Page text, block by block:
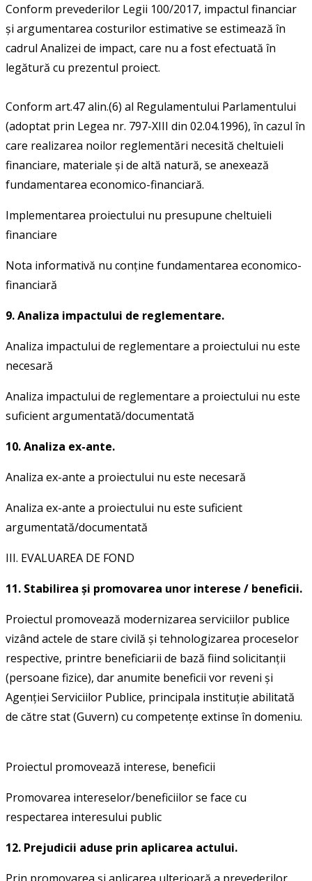
Conform prevederilor Legii 100/2017, impactul financiar
şi argumentarea costurilor estimative se estimează în
cadrul Analizei de impact, care nu a fost efectuată în
legătură cu prezentul proiect.
Conform art.47 alin.(6) al Regulamentului Parlamentului
(adoptat prin Legea nr. 797-XIII din 02.04.1996), în cazul în
care realizarea noilor reglementări necesită cheltuieli
financiare, materiale şi de altă natură, se anexează
fundamentarea economico-financiară.
Implementarea proiectului nu presupune cheltuieli
financiare
Nota informativă nu conține fundamentarea economico-
financiară
9. Analiza impactului de reglementare.
Analiza impactului de reglementare a proiectului nu este
necesară
Analiza impactului de reglementare a proiectului nu este
suficient argumentată/documentată
10. Analiza ex-ante.
Analiza ex-ante a proiectului nu este necesară
Analiza ex-ante a proiectului nu este suficient
argumentată/documentată
III. EVALUAREA DE FOND
11. Stabilirea şi promovarea unor interese / beneficii.
Proiectul promovează modernizarea serviciilor publice
vizând actele de stare civilă și tehnologizarea proceselor
respective, printre beneficiarii de bază fiind solicitanții
(persoane fizice), dar anumite beneficii vor reveni și
Agenției Serviciilor Publice, principala instituție abilitată
de către stat (Guvern) cu competențe extinse în domeniu.
Proiectul promovează interese, beneficii
Promovarea intereselor/beneficiilor se face cu
respectarea interesului public
12. Prejudicii aduse prin aplicarea actului.